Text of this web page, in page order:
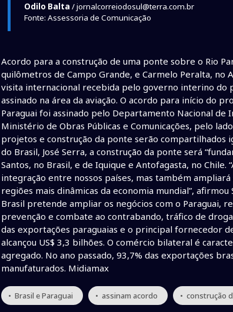
Odilo Balta / jornalcorreiodosul@terra.com.br
Fonte: Assessoria de Comunicação
Acordo para a construção de uma ponte sobre o Rio
quilômetros de Campo Grande, e Carmelo Peralta,
visita internacional recebida pelo governo interino do
assinado na área da aviação. O acordo para início do
Paraguai foi assinado pelo Departamento Nacional
Ministério de Obras Públicas e Comunicações, pelo
projetos e construção da ponte serão compartilhados
do Brasil, José Serra, a construção da ponte será
Santos, no Brasil, e de Iquique e Antofagasta, no Chile.
integração entre nossos países, mas também ampliará
regiões mais dinâmicas da economia mundial”,
Brasil pretende ampliar os negócios com o Paraguai,
prevenção e combate ao contrabando, tráfico de
das exportações paraguaias e o principal fornecedor
alcançou US$ 3,3 bilhões. O comércio bilateral é
agregado. No ano passado, 93,7% das exportações
manufaturados. Midiamax
• Brasil e Paraguai • assinam acordo • construção